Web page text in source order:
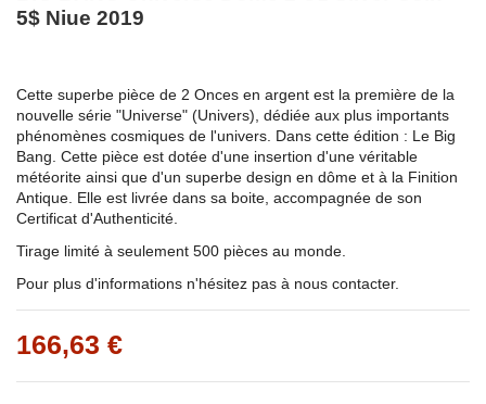
5$ Niue 2019
Cette superbe pièce de 2 Onces en argent est la première de la
nouvelle série "Universe" (Univers), dédiée aux plus importants
phénomènes cosmiques de l'univers. Dans cette édition : Le Big
Bang. Cette pièce est dotée d'une insertion d'une véritable
météorite ainsi que d'un superbe design en dôme et à la Finition
Antique. Elle est livrée dans sa boite, accompagnée de son
Certificat d'Authenticité.
Tirage limité à seulement 500 pièces au monde.
Pour plus d'informations n'hésitez pas à nous contacter.
166,63 €